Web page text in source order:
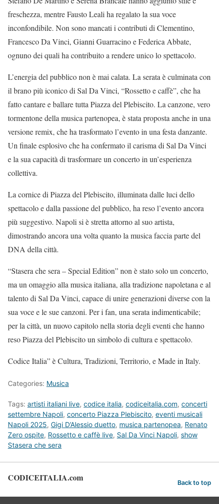
freschezza, mentre Fausto Leali ha regalato la sua voce
inconfondibile. Non sono mancati i contributi di Clementino,
Francesco Da Vinci, Gianni Guarracino e Federica Abbate,
ognuno dei quali ha contribuito a rendere unico lo spettacolo.
L’energia del pubblico non è mai calata. La serata è culminata con
il brano più iconico di Sal Da Vinci, “Rossetto e caffè”, che ha
fatto cantare e ballare tutta Piazza del Plebiscito. La canzone, vero
tormentone della musica partenopea, è stata proposta anche in una
versione remix, che ha trasformato l’evento in una festa danzante.
Un finale esplosivo che ha confermato il carisma di Sal Da Vinci
e la sua capacità di trasformare un concerto in un’esperienza
collettiva.
La cornice di Piazza del Plebiscito, illuminata dalle luci dello
spettacolo e dalla passione del pubblico, ha reso l’evento ancora
più suggestivo. Napoli si è stretta attorno al suo artista,
dimostrando ancora una volta quanto la musica faccia parte del
DNA della città.
“Stasera che sera – Special Edition” non è stato solo un concerto,
ma un omaggio alla musica italiana, alla tradizione napoletana e al
talento di Sal Da Vinci, capace di unire generazioni diverse con la
sua voce e le sue canzoni. Per i fan, una serata indimenticabile;
per la città, un nuovo capitolo nella storia degli eventi che hanno
reso Piazza del Plebiscito un simbolo di cultura e spettacolo.
Codice Italia” è Cultura, Tradizioni, Territorio, e Made in Italy.
Categories: Musica
Tags: artisti italiani live, codice italia, codiceitalia.com, concerti
settembre Napoli, concerto Piazza Plebiscito, eventi musicali
Napoli 2025, Gigi D’Alessio duetto, musica partenopea, Renato
Zero ospite, Rossetto e caffè live, Sal Da Vinci Napoli, show
Stasera che sera
CODICEITALIA.com Back to top